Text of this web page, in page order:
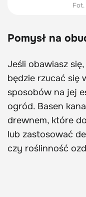
Pomysł na
Jeśli obawiasz
będzie rzucać się
sposobów na jej
ogród. Basen
drewnem, które
lub zastosować
czy roślinność